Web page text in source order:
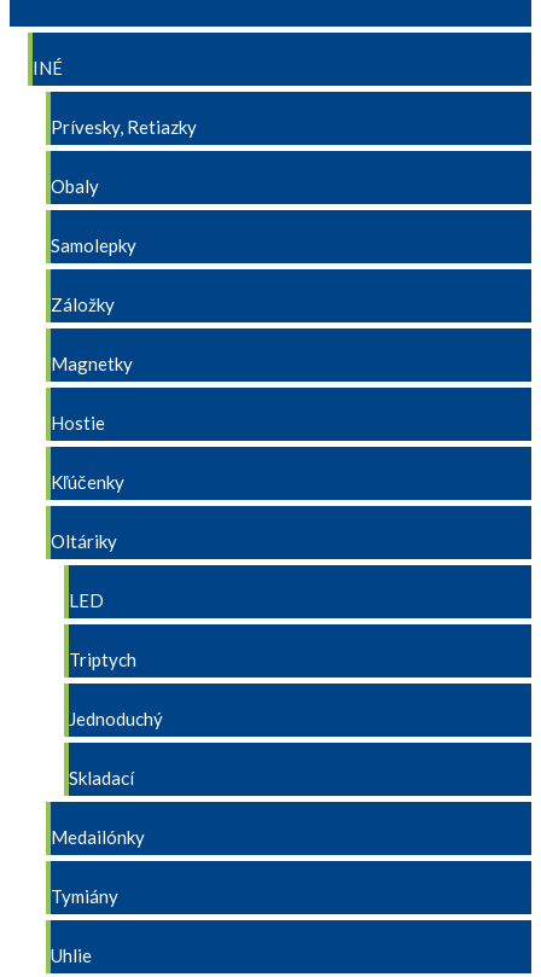
INÉ
Prívesky, Retiazky
Obaly
Samolepky
Záložky
Magnetky
Hostie
Kľúčenky
Oltáriky
LED
Triptych
Jednoduchý
Skladací
Medailónky
Tymiány
Uhlie